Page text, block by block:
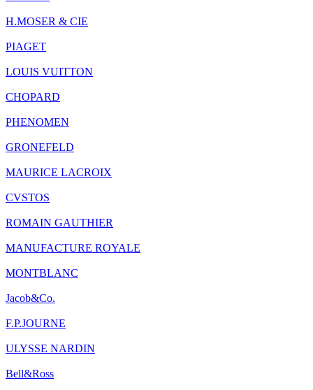
H.MOSER & CIE
PIAGET
LOUIS VUITTON
CHOPARD
PHENOMEN
GRONEFELD
MAURICE LACROIX
CVSTOS
ROMAIN GAUTHIER
MANUFACTURE ROYALE
MONTBLANC
Jacob&Co.
F.P.JOURNE
ULYSSE NARDIN
Bell&Ross